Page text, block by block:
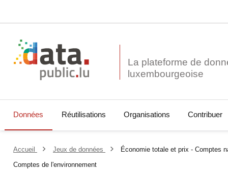
La plateforme de
Données Réutilisations Organisations Contribuer
Accueil Jeux de données
Économie totale et prix - Comptes
Comptes de l'environnement